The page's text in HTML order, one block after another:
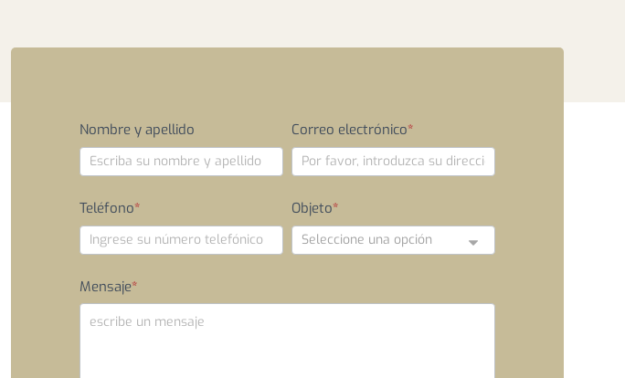
Formulario
de
Nombre y apellido Correo electrónico*
Teléfono* Objeto*
Mensaje*